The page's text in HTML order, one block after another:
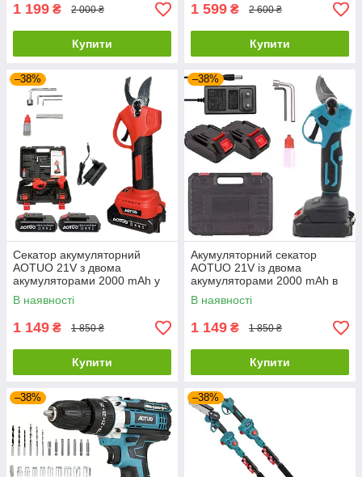
1 199 ₴ 2 000 ₴
Купити
1 599 ₴ 2 600 ₴
Купити
–38%
Секатор акумуляторний
AOTUO 21V з двома
акумуляторами 2000 mAh у
кейсі
В наявності
1 149 ₴ 1 850 ₴
Купити
–38%
Акумуляторний секатор
AOTUO 21V із двома
акумуляторами 2000 mAh в
кейсі
В наявності
1 149 ₴ 1 850 ₴
Купити
–38% –38%